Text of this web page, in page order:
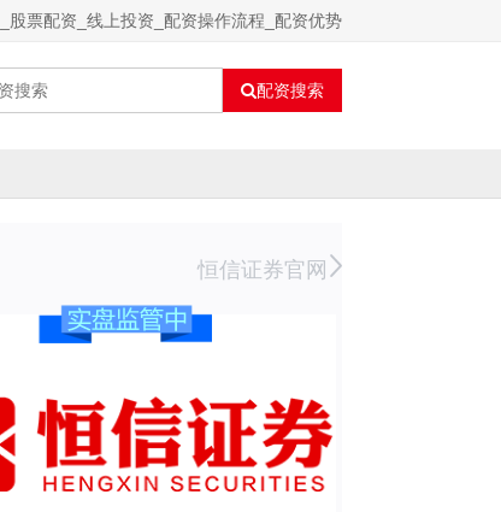
股票配资_线上投资_配资操作流程_配资优势
配资搜索
恒信证券官网